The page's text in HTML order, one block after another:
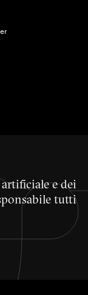
e dei
tutti